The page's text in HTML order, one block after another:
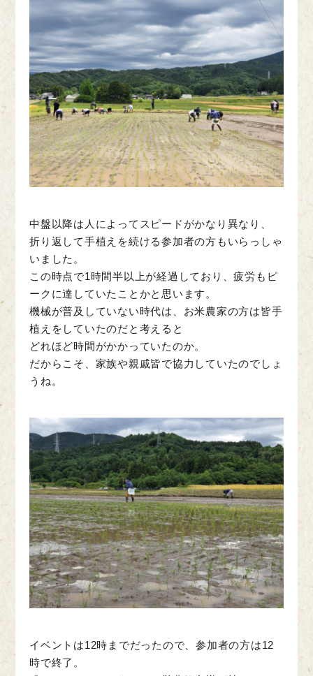
中盤以降は人によってスピードがかなり異なり、
折り返して手植えを続ける参加者の方もいらっしゃ
いました。
この時点で1時間半以上が経過しており、疲労もピ
ークに達していたことかと思います。
機械が普及していない時代は、お米農家の方は皆手
植えをしていたのだと考えると
どれほど時間がかかっていたのか。
だからこそ、家族や親戚皆で協力していたのでしょ
うね。
イベントは12時までだったので、参加者の方は12
時で終了。